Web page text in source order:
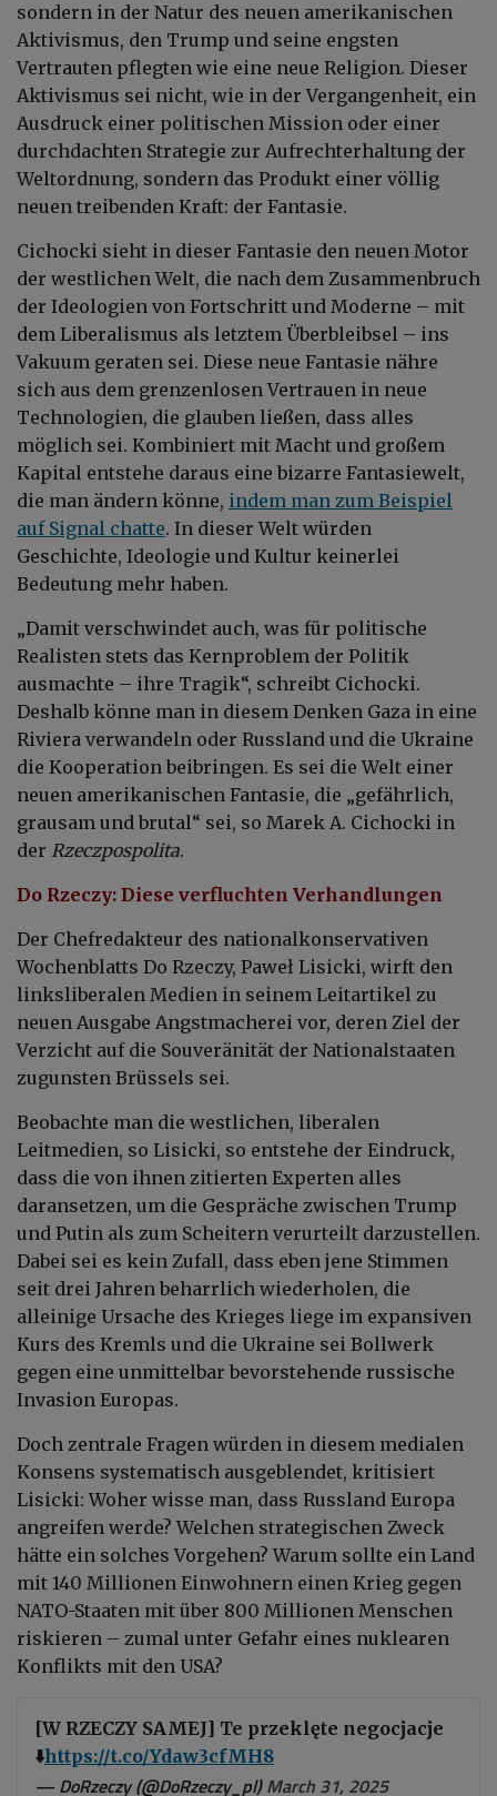
sondern in der Natur des neuen amerikanischen
Aktivismus, den Trump und seine engsten
Vertrauten pflegten wie eine neue Religion. Dieser
Aktivismus sei nicht, wie in der Vergangenheit, ein
Ausdruck einer politischen Mission oder einer
durchdachten Strategie zur Aufrechterhaltung der
Weltordnung, sondern das Produkt einer völlig
neuen treibenden Kraft: der Fantasie.
Cichocki sieht in dieser Fantasie den neuen Motor
der westlichen Welt, die nach dem Zusammenbruch
der Ideologien von Fortschritt und Moderne – mit
dem Liberalismus als letztem Überbleibsel – ins
Vakuum geraten sei. Diese neue Fantasie nähre
sich aus dem grenzenlosen Vertrauen in neue
Technologien, die glauben ließen, dass alles
möglich sei. Kombiniert mit Macht und großem
Kapital entstehe daraus eine bizarre Fantasiewelt,
die man ändern könne, indem man zum Beispiel
auf Signal chatte. In dieser Welt würden
Geschichte, Ideologie und Kultur keinerlei
Bedeutung mehr haben.
„Damit verschwindet auch, was für politische
Realisten stets das Kernproblem der Politik
ausmachte – ihre Tragik“, schreibt Cichocki.
Deshalb könne man in diesem Denken Gaza in eine
Riviera verwandeln oder Russland und die Ukraine
die Kooperation beibringen. Es sei die Welt einer
neuen amerikanischen Fantasie, die „gefährlich,
grausam und brutal“ sei, so Marek A. Cichocki in
der Rzeczpospolita.
Do Rzeczy: Diese verfluchten Verhandlungen
Der Chefredakteur des nationalkonservativen
Wochenblatts Do Rzeczy, Paweł Lisicki, wirft den
linksliberalen Medien in seinem Leitartikel zu
neuen Ausgabe Angstmacherei vor, deren Ziel der
Verzicht auf die Souveränität der Nationalstaaten
zugunsten Brüssels sei.
Beobachte man die westlichen, liberalen
Leitmedien, so Lisicki, so entstehe der Eindruck,
dass die von ihnen zitierten Experten alles
daransetzen, um die Gespräche zwischen Trump
und Putin als zum Scheitern verurteilt darzustellen.
Dabei sei es kein Zufall, dass eben jene Stimmen
seit drei Jahren beharrlich wiederholen, die
alleinige Ursache des Krieges liege im expansiven
Kurs des Kremls und die Ukraine sei Bollwerk
gegen eine unmittelbar bevorstehende russische
Invasion Europas.
Doch zentrale Fragen würden in diesem medialen
Konsens systematisch ausgeblendet, kritisiert
Lisicki: Woher wisse man, dass Russland Europa
angreifen werde? Welchen strategischen Zweck
hätte ein solches Vorgehen? Warum sollte ein Land
mit 140 Millionen Einwohnern einen Krieg gegen
NATO-Staaten mit über 800 Millionen Menschen
riskieren – zumal unter Gefahr eines nuklearen
Konflikts mit den USA?
[W RZECZY SAMEJ] Te przeklęte negocjacje
⬇️https://t.co/Ydaw3cfMH8
— DoRzeczy (@DoRzeczy_pl)March 31, 2025